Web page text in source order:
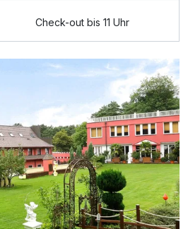
Check-out bis 11 Uhr